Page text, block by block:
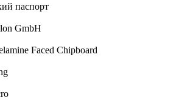
паспорт
GmbH
Faced Chipboard